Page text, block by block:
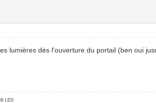
lumières dés l'ouverture du portail (ben oui
LED